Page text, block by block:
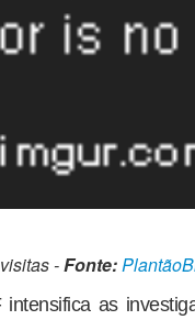
-Fonte:
intensifica as